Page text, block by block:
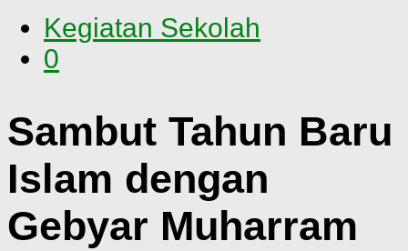
Kegiatan Sekolah
0
Sambut Tahun Baru
Islam dengan
Gebyar Muharram